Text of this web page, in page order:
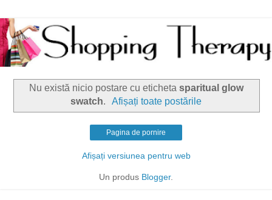
Nu există nicio postare cu eticheta sparitual glow
swatch. Afișați toate postările
Pagina de pornire
Afișați versiunea pentru web
Un produs Blogger.